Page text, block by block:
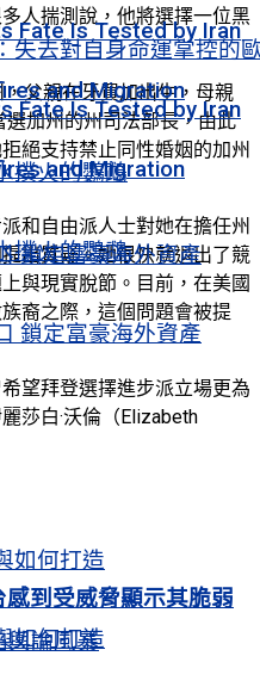
Fate Is Tested by Iran
and Migration
撲火的鸚鵡
鎖定富豪海外資產
如何打造
輿論風暴
失去對自身命運掌控的
Fate Is Tested by Iran
and Migration
撲火的鸚鵡
鎖定富豪海外資產
如何打造
人揣測說，他將選擇一位黑
父親在牙買加出生，母親
加州的州司法部長，由此
絕支持禁止同性婚姻的加州
和自由派人士對她在擔任州
出質疑。她很快就退出了競
與現實脫節。目前，在美國
裔之際，這個問題會被提
望拜登選擇進步派立場更為
莎白·沃倫（Elizabeth
到受威脅顯示其脆弱